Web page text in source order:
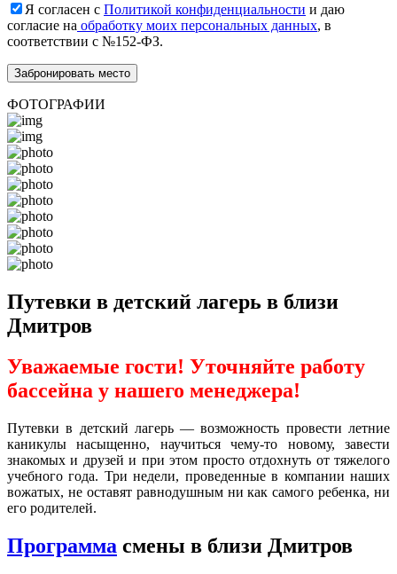
Я согласен с Политикой конфиденциальности и даю
согласие на обработку моих персональных данных, в
соответствии с №152-ФЗ.
ФОТОГРАФИИ
Путевки в детский лагерь в близи
Дмитров
Уважаемые гости! Уточняйте работу
бассейна у нашего менеджера!
Путевки в детский лагерь — возможность провести летние
каникулы насыщенно, научиться чему-то новому, завести
знакомых и друзей и при этом просто отдохнуть от тяжелого
учебного года. Три недели, проведенные в компании наших
вожатых, не оставят равнодушным ни как самого ребенка, ни
его родителей.
Программа смены в близи Дмитров